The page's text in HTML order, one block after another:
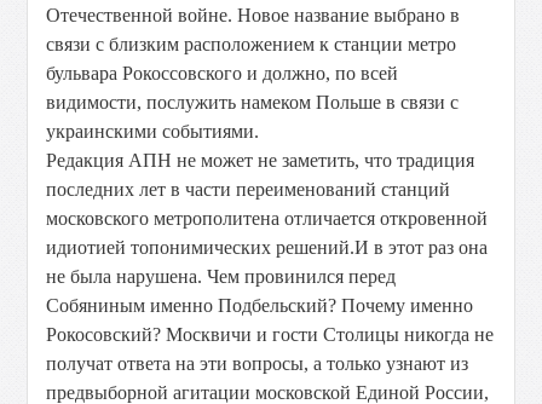
Отечественной войне. Новое название выбрано в
связи с близким расположением к станции метро
бульвара Рокоссовского и должно, по всей
видимости, послужить намеком Польше в связи с
украинскими событиями.
Редакция АПН не может не заметить, что традиция
последних лет в части переименований станций
московского метрополитена отличается откровенной
идиотией топонимических решений.И в этот раз она
не была нарушена. Чем провинился перед
Собяниным именно Подбельский? Почему именно
Рокосовский? Москвичи и гости Столицы никогда не
получат ответа на эти вопросы, а только узнают из
предвыборной агитации московской Единой России,